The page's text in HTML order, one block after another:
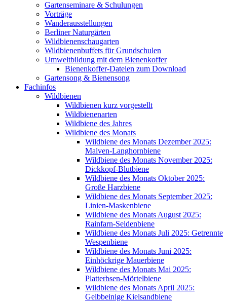
Gartenseminare & Schulungen
Vorträge
Wanderausstellungen
Berliner Naturgärten
Wildbienenschaugarten
Wildbienenbuffets für Grundschulen
Umweltbildung mit dem Bienenkoffer
Bienenkoffer-Dateien zum Download
Gartensong & Bienensong
Fachinfos
Wildbienen
Wildbienen kurz vorgestellt
Wildbienenarten
Wildbiene des Jahres
Wildbiene des Monats
Wildbiene des Monats Dezember 2025:
Malven-Langhornbiene
Wildbiene des Monats November 2025:
Dickkopf-Blutbiene
Wildbiene des Monats Oktober 2025:
Große Harzbiene
Wildbiene des Monats September 2025:
Linien-Maskenbiene
Wildbiene des Monats August 2025:
Rainfarn-Seidenbiene
Wildbiene des Monats Juli 2025: Getrennte
Wespenbiene
Wildbiene des Monats Juni 2025:
Einhöckrige Mauerbiene
Wildbiene des Monats Mai 2025:
Platterbsen-Mörtelbiene
Wildbiene des Monats April 2025:
Gelbbeinige Kielsandbiene